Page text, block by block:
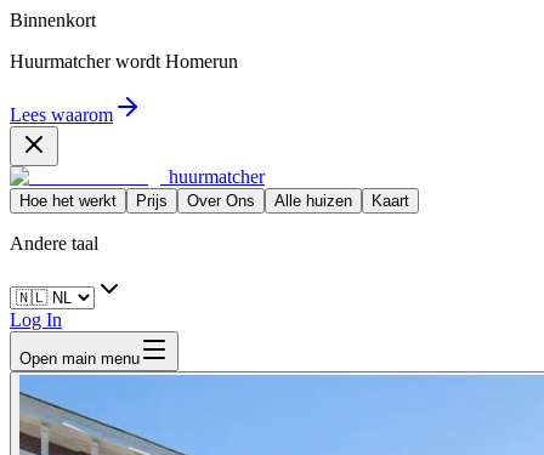
Binnenkort
Huurmatcher wordt Homerun
Lees waarom
huurmatcher
Hoe het werkt Prijs Over Ons Alle huizen Kaart
Andere taal
Log In
Open main menu